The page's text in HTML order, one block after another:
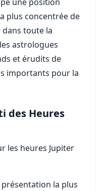
plus concentrée de
toute la
astrologues
et érudits de
importants pour la
des Heures
les heures Jupiter
la plus